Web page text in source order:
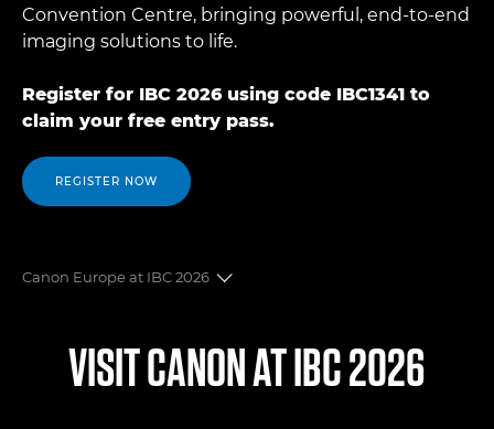
Convention Centre, bringing powerful, end-to-end
imaging solutions to life.
Register for IBC 2026 using code IBC1341 to
claim your free entry pass.
REGISTER NOW
Canon Europe at IBC 2026
ProductsVISIT CANON AT IBC 2026